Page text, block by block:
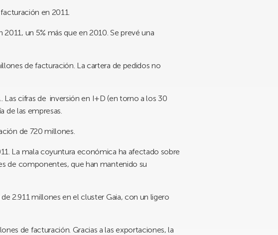
en 2011.
un 5% más que en 2010. Se prevé una
de facturación. La cartera de pedidos no
cifras de inversión en I+D (en torno a los 30
de las empresas.
de 720 millones.
La mala coyuntura económica ha afectado sobre
de componentes, que han mantenido su
2.911 millones en el cluster Gaia, con un ligero
de facturación. Gracias a las exportaciones, la